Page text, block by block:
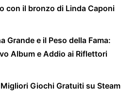
con il bronzo di Linda Caponi
Grande e il Peso della Fama:
Album e Addio ai Riflettori
Giochi Gratuiti su Steam